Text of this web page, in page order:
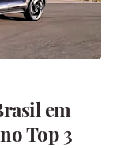
em
Top 3